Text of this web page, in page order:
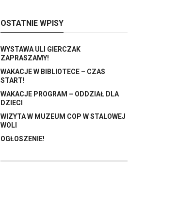
OSTATNIE WPISY
WYSTAWA ULI GIERCZAK
ZAPRASZAMY!
WAKACJE W BIBLIOTECE – CZAS
START!
WAKACJE PROGRAM – ODDZIAŁ DLA
DZIECI
WIZYTA W MUZEUM COP W STALOWEJ
WOLI
OGŁOSZENIE!